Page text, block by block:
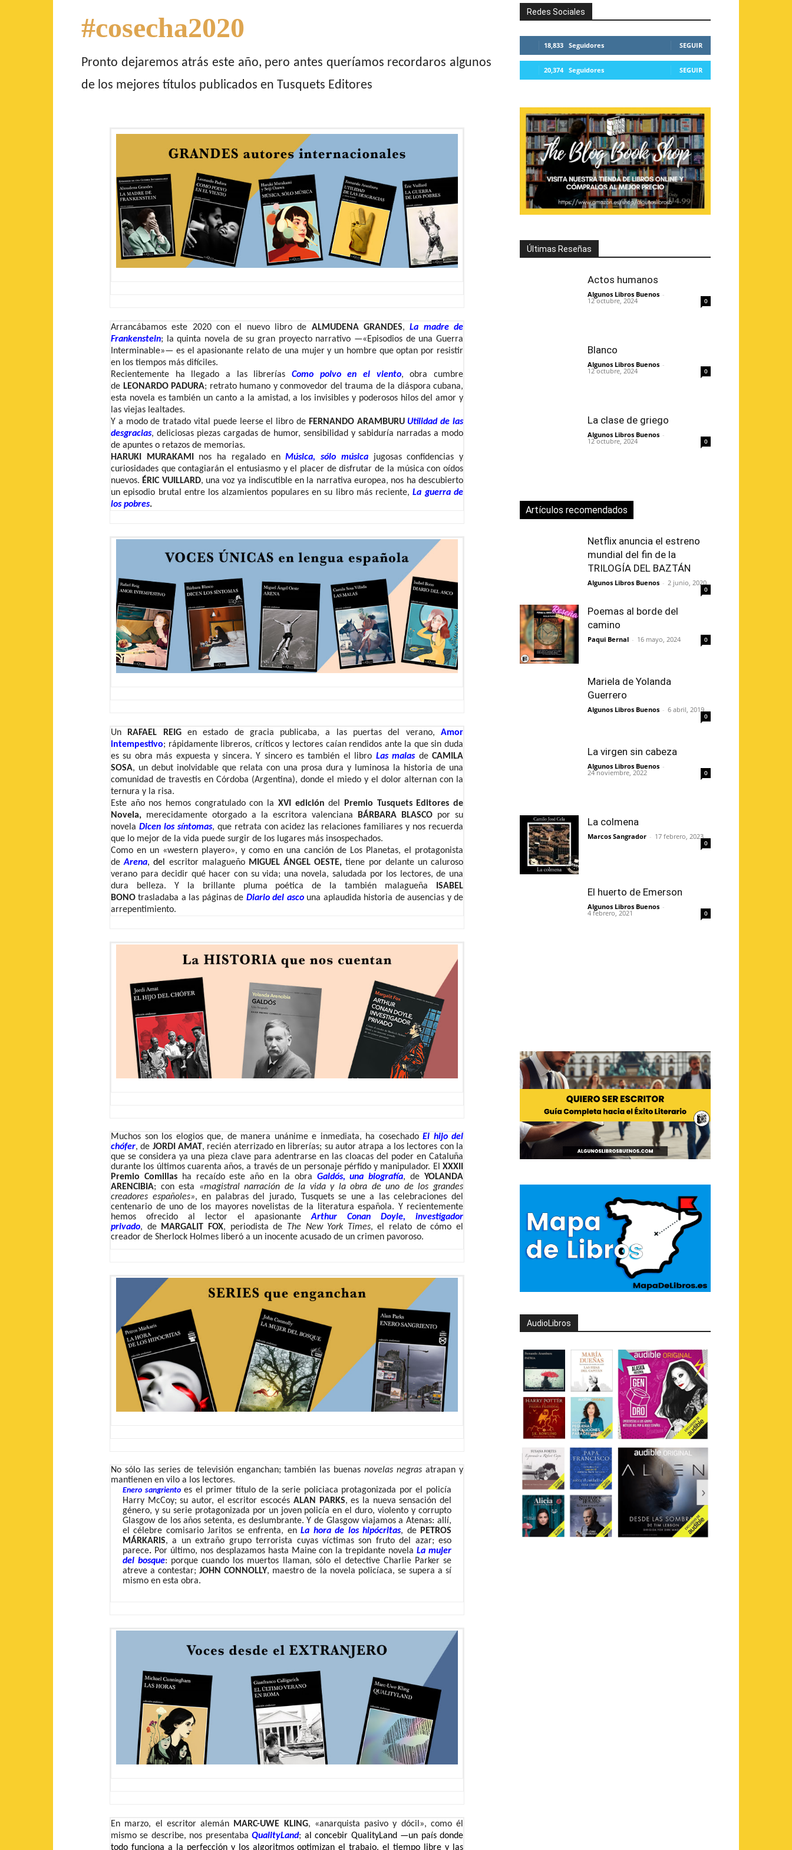
#cosecha2020
Pronto dejaremos atrás este año, pero antes queríamos recordaros algunos
de los mejores títulos publicados en Tusquets Editores
Arrancábamos este 2020 con el nuevo libro de ALMUDENA GRANDES, La madre de
Frankenstein; la quinta novela de su gran proyecto narrativo —«Episodios de una Guerra
Interminable»— es el apasionante relato de una mujer y un hombre que optan por resistir
en los tiempos más difíciles.
Recientemente ha llegado a las librerías Como polvo en el viento, obra cumbre
de LEONARDO PADURA; retrato humano y conmovedor del trauma de la diáspora cubana,
esta novela es también un canto a la amistad, a los invisibles y poderosos hilos del amor y
las viejas lealtades.
Y a modo de tratado vital puede leerse el libro de FERNANDO ARAMBURU Utilidad de las
desgracias, deliciosas piezas cargadas de humor, sensibilidad y sabiduría narradas a modo
de apuntes o retazos de memorias.
HARUKI MURAKAMI
nos ha regalado enMúsica, sólo músicajugosas confidencias y
curiosidades que contagiarán el entusiasmo y el placer de disfrutar de la música con oídos
nuevos. ÉRIC VUILLARD, una voz ya indiscutible en la narrativa europea, nos ha descubierto
un episodio brutal entre los alzamientos populares en su libro más reciente,La guerra de
los pobres.
Un RAFAEL REIGen estado de gracia publicaba, a las puertas del verano,Amor
intempestivo; rápidamente libreros, críticos y lectores caían rendidos ante la que sin duda
es su obra más expuesta y sincera. Y sincero es también el libro Las malas de CAMILA
SOSA, un debut inolvidable que relata con una prosa dura y luminosa la historia de una
comunidad de travestis en Córdoba (Argentina), donde el miedo y el dolor alternan con la
ternura y la risa.
Este año nos hemos congratulado con la XVI edición del
Premio Tusquets Editores de
Novela, merecidamente otorgado a la escritora valenciana BÁRBARA BLASCO por su
novela Dicen los síntomas, que retrata con acidez las relaciones familiares y nos recuerda
que lo mejor de la vida puede surgir de los lugares más insospechados.
Como en un «western playero», y como en una canción de Los Planetas, el protagonista
deArena, del escritor malagueño MIGUEL ÁNGEL OESTE, tiene por delante un caluroso
verano para decidir qué hacer con su vida; una novela, saludada por los lectores, de una
dura belleza. Y la brillante pluma poética de la también malagueña
ISABEL
BONO trasladaba a las páginas de Diario del ascouna aplaudida historia de ausencias y de
arrepentimiento.
Muchos son los elogios que, de manera unánime e inmediata, ha cosechado El hijo del
chófer, de JORDI AMAT, recién aterrizado en librerías; su autor atrapa a los lectores con la
que se considera ya una pieza clave para adentrarse en las cloacas del poder en Cataluña
durante los últimos cuarenta años, a través de un personaje pérfido y manipulador. El XXXII
Premio Comillasha recaído este año en la obra Galdós, una biografía, deYOLANDA
ARENCIBIA; con esta
«magistral narración de la vida y la obra de uno de los grandes
creadores españoles», en palabras del jurado, Tusquets se une a las celebraciones del
centenario de uno de los mayores novelistas de la literatura española. Y recientemente
hemos ofrecido al lector el apasionanteArthur Conan Doyle, investigador
privado, de MARGALIT FOX, periodista de The New York Times, el relato de cómo el
creador de Sherlock Holmes liberó a un inocente acusado de un crimen pavoroso.
No sólo las series de televisión enganchan; también las buenasnovelas negras atrapan y
mantienen en vilo a los lectores.
Enero sangriento es el primer título de la serie policiaca protagonizada por el policía
Harry McCoy; su autor, el escritor escocés ALAN PARKS, es la nueva sensación del
género, y su serie protagonizada por un joven policía en el duro, violento y corrupto
Glasgow de los años setenta, es deslumbrante. Y de Glasgow viajamos a Atenas: allí,
el célebre comisario Jaritos se enfrenta, enLa hora de los hipócritas, de PETROS
MÁRKARIS, a un extraño grupo terrorista cuyas víctimas son fruto del azar; eso
parece. Por último, nos desplazamos hasta Maine con la trepidante novelaLa mujer
del bosque: porque cuando los muertos llaman, sólo el detective Charlie Parker se
atreve a contestar;JOHN CONNOLLY, maestro de la novela policíaca, se supera a sí
mismo en esta obra.
En marzo, el escritor alemán MARC-UWE KLING, «anarquista pasivo y dócil», como él
mismo se describe, nos presentabaQualityLand; al concebir QualityLand —un país donde
todo funciona a la perfección y los algoritmos optimizan el trabajo, el tiempo libre y las
Redes Sociales
18,833 Seguidores SEGUIR
20,374 Seguidores SEGUIR
Últimas Reseñas
Actos humanos
Algunos Libros Buenos -
12 octubre, 2024 0
Blanco
Algunos Libros Buenos -
12 octubre, 2024 0
La clase de griego
Algunos Libros Buenos -
12 octubre, 2024 0
Artículos recomendados
Netflix anuncia el estreno
mundial del fin de la
TRILOGÍA DEL BAZTÁN
Algunos Libros Buenos - 2 junio, 2020
0
Poemas al borde del
camino
Paqui Bernal - 16 mayo, 2024 0
Mariela de Yolanda
Guerrero
Algunos Libros Buenos - 6 abril, 2019
0
La virgen sin cabeza
Algunos Libros Buenos -
24 noviembre, 2022 0
La colmena
Marcos Sangrador - 17 febrero, 2023
0
El huerto de Emerson
Algunos Libros Buenos -
4 febrero, 2021 0
AudioLibros